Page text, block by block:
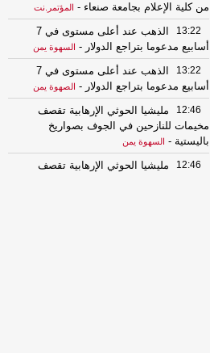
من كلية الإعلام بجامعة صنعاء - المؤتمر.نت
13:22
الذهب عند أعلى مستوى في 7
أسابيع مدعوما بتراجع الدولار - السهوة يمن
13:22
الذهب عند أعلى مستوى في 7
أسابيع مدعوما بتراجع الدولار - الصهوة يمن
12:46
مليشيا الحوثي الإرهابية تقصف
مخيمات للنازحين في الجوف بصواريخ
باليستية - السهوة يمن
12:46
مليشيا الحوثي الإرهابية تقصف